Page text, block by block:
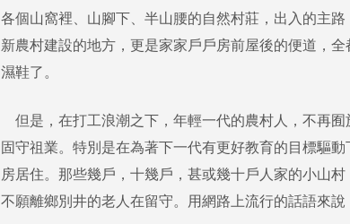
各個山窩裡、山腳下、半山腰的自然村莊，出入的主
新農村建設的地方，更是家家戶戶房前屋後的便道，
濕鞋了。
但是，在打工浪潮之下，年輕一代的農村人，不再
固守祖業。特別是在為著下一代有更好教育的目標驅
房居住。那些幾戶，十幾戶，甚或幾十戶人家的小山
不願離鄉別井的老人在留守。用網路上流行的話語來說